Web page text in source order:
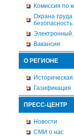
Комиссия по
Охрана труда
безопасность
Электронный
Вакансии
О РЕГИОНЕ
Газификация
ПРЕСС-ЦЕНТР
Новости
СМИ о нас